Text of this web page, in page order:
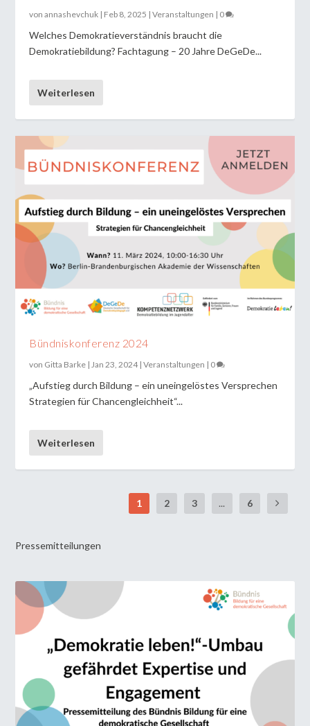
vonannashevchuk | Feb 8, 2025 |Veranstaltungen | 0
Welches Demokratieverständnis braucht die
Demokratiebildung? Fachtagung – 20 Jahre DeGeDe...
Weiterlesen
Bündniskonferenz 2024
von Gitta Barke | Jan 23, 2024|Veranstaltungen | 0
„Aufstieg durch Bildung – ein uneingelöstes Versprechen
Strategien für Chancengleichheit“...
Weiterlesen
1 2 3 ... 6
Pressemitteilungen